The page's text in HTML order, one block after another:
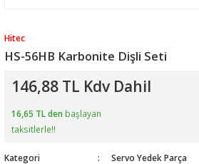
Hitec
HS-56HB Karbonite Dişli Seti
146,88 TL Kdv Dahil
16,65 TL den başlayan
taksitlerle!!
Kategori
Servo Yedek Parça